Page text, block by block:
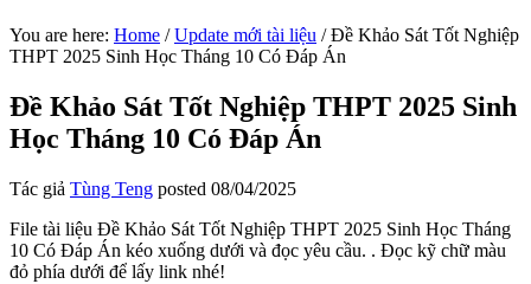
You are here: Home / Update mới tài liệu /Đề Khảo Sát Tốt Nghiệp
THPT 2025 Sinh Học Tháng 10 Có Đáp Án
Đề Khảo Sát Tốt Nghiệp THPT 2025 Sinh
Học Tháng 10 Có Đáp Án
Tác giả Tùng Teng posted 08/04/2025
File tài liệu Đề Khảo Sát Tốt Nghiệp THPT 2025 Sinh Học Tháng
10 Có Đáp Án kéo xuống dưới và đọc yêu cầu. . Đọc kỹ chữ màu
đỏ phía dưới để lấy link nhé!